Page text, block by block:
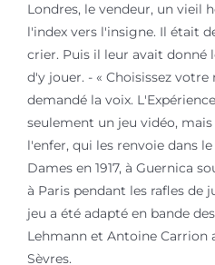
Londres, le vendeur, un vieil
l'index vers l'insigne. Il était
crier. Puis il leur avait donné
d'y jouer. - « Choisissez votre
demandé la voix.
seulement un jeu vidéo,
l'enfer, qui les renvoie dans
Dames en 1917, à Guernica
à Paris pendant les rafles de
jeu a été adapté en bande
Lehmann et Antoine Carrion
Sèvres.